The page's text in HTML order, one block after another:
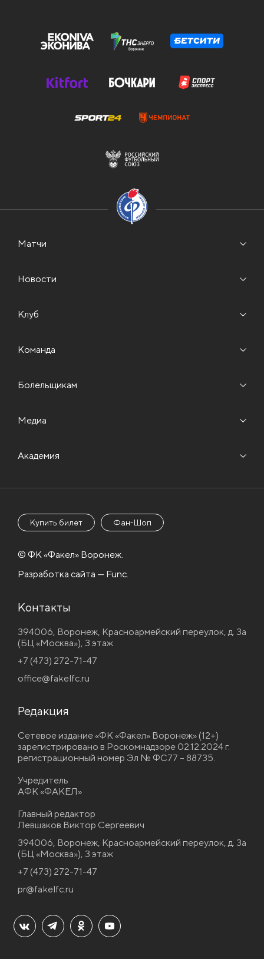
Матчи
Новости
Клуб
Команда
Болельщикам
Медиа
Академия
Купить билет Фан-Шоп
© ФК «Факел» Воронеж.
Разработка сайта — Func.
Контакты
394006, Воронеж, Красноармейский переулок, д. 3а
(БЦ «Москва»), 3 этаж
+7 (473) 272-71-47
office@fakelfc.ru
Редакция
Сетевое издание «ФК «Факел» Воронеж» (12+)
зарегистрировано в Роскомнадзоре 02.12.2024 г.
регистрационный номер Эл № ФС77 – 88735.
Учредитель
АФК «ФАКЕЛ»
Главный редактор
Левшаков Виктор Сергеевич
394006, Воронеж, Красноармейский переулок, д. 3а
(БЦ «Москва»), 3 этаж
+7 (473) 272-71-47
pr@fakelfc.ru